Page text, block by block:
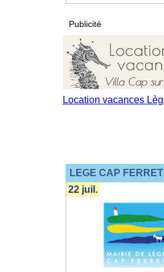
Publicité
LEGE CAP FERRET
22 juil.